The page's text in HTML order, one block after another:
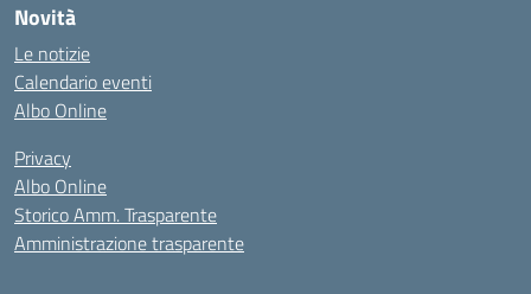
Novità
Le notizie
Calendario eventi
Albo Online
Privacy
Albo Online
Storico Amm. Trasparente
Amministrazione trasparente